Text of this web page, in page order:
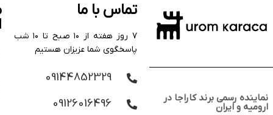
نماینده رسمی برند کاراجا در
ارومیه و ایران
تماس با ما
۷ روز هفته از ۱۰ صبح تا ۱۰ شب
پاسخگوی شما عزیزان هستیم
09144852329
09126016496